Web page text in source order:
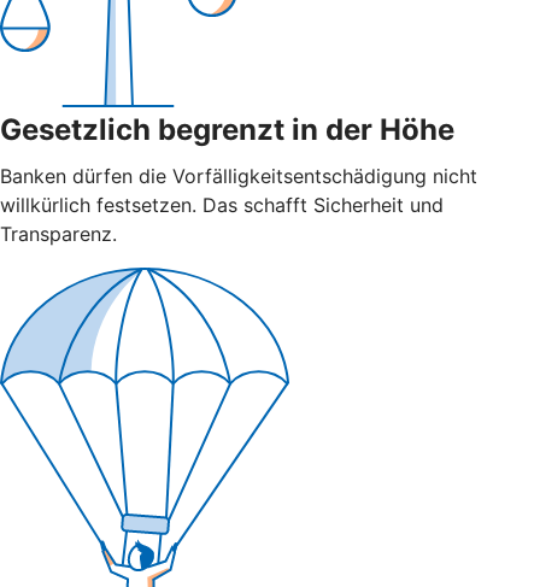
Gesetzlich begrenzt in der Höhe
Banken dürfen die Vorfälligkeitsentschädigung nicht
willkürlich festsetzen. Das schafft Sicherheit und
Transparenz.